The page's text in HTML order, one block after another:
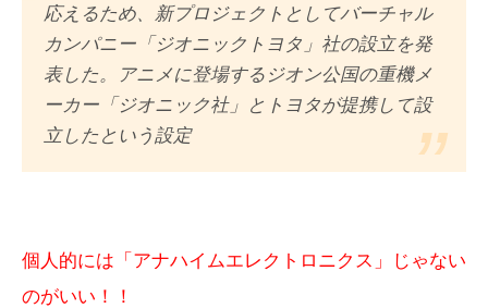
応えるため、新プロジェクトとしてバーチャル
カンパニー「ジオニックトヨタ」社の設立を発
表した。アニメに登場するジオン公国の重機メ
ーカー「ジオニック社」とトヨタが提携して設
立したという設定
個人的には「アナハイムエレクトロニクス」じゃない
のがいい！！